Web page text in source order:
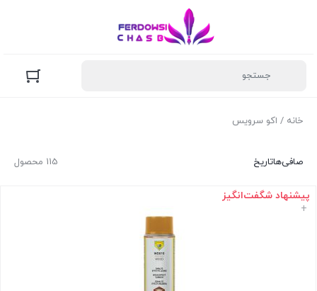
خانه / اکو سرویس
115 محصول صافی‌هاتاریخ
پیشنهاد شگفت‌انگیز
+